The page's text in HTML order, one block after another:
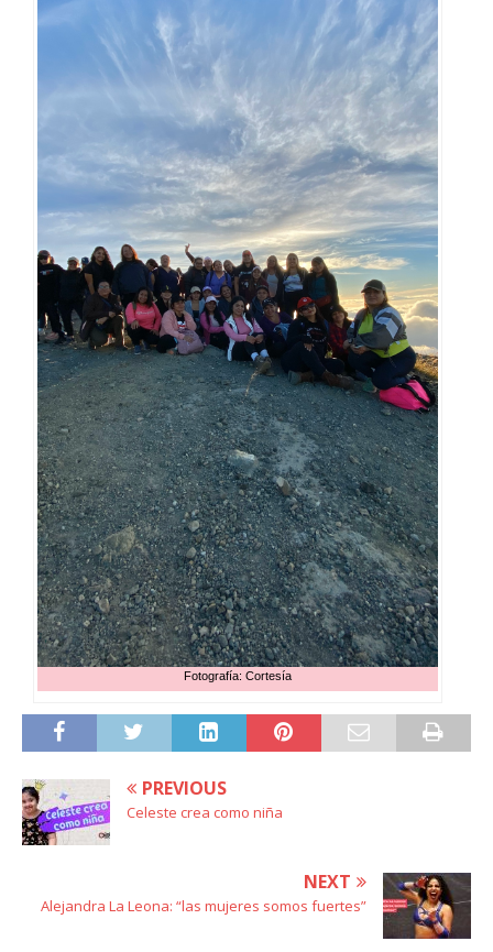
Fotografía: Cortesía
PREVIOUS
Celeste crea como niña
NEXT
Alejandra La Leona: “las mujeres somos fuertes”